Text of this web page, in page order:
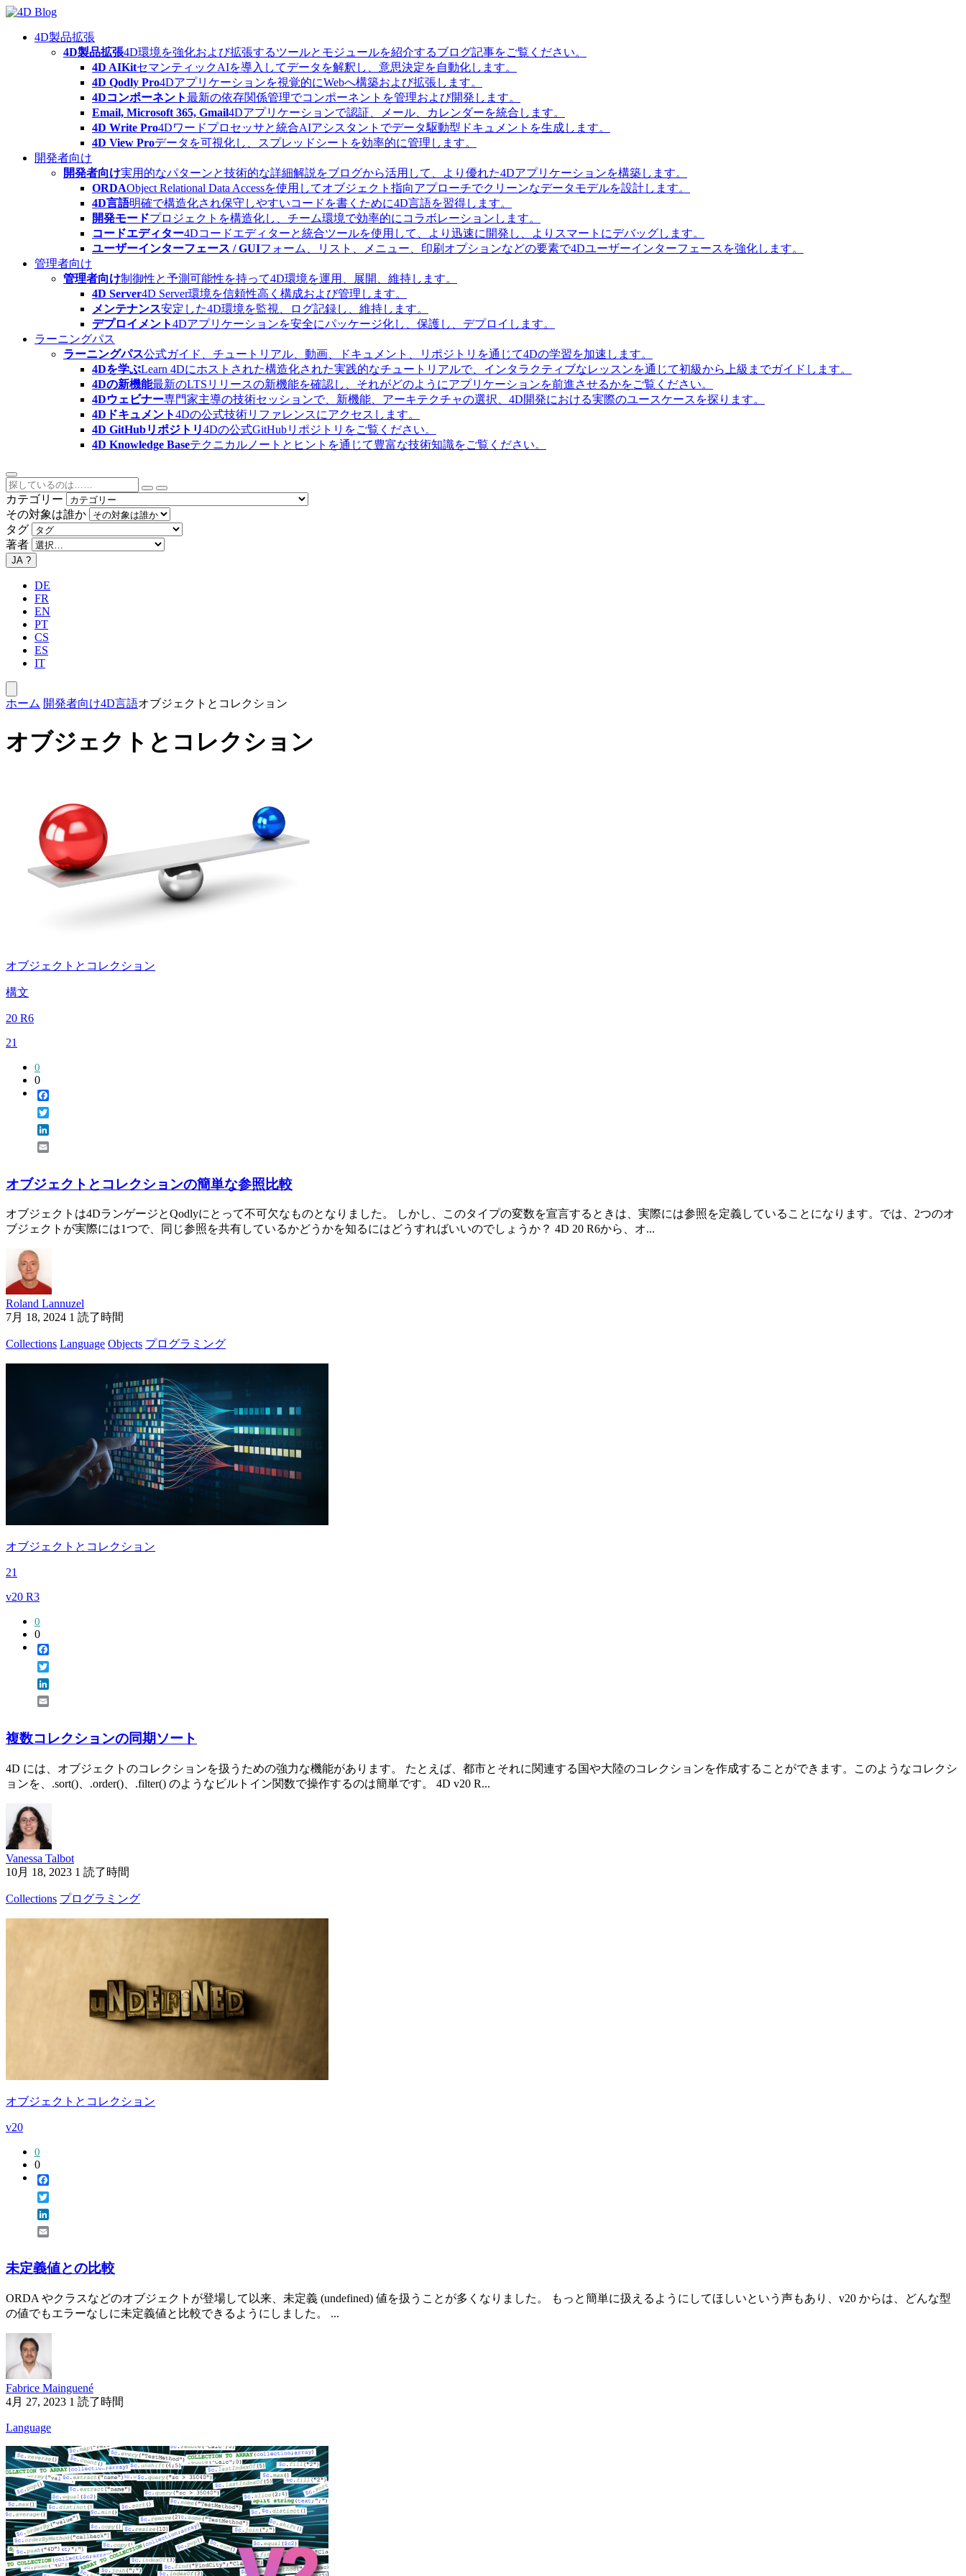
Skip
content4D製品拡張
4D製品拡張4D環境を強化および拡張するツールとモジュールを紹介するブログ記事をご覧ください。
4D AIKitセマンティックAIを導入してデータを解釈し、意思決定を自動化します。
4D Qodly Pro4Dアプリケーションを視覚的にWebへ構築および拡張します。
4Dコンポーネント最新の依存関係管理でコンポーネントを管理および開発します。
Email, Microsoft 365, Gmail4Dアプリケーションで認証、メール、カレンダーを統合します。
4D Write Pro4Dワードプロセッサと統合AIアシスタントでデータ駆動型ドキュメントを生成します。
4D View Proデータを可視化し、スプレッドシートを効率的に管理します。
開発者向け
開発者向け実用的なパターンと技術的な詳細解説をブログから活用して、より優れた4Dアプリケーションを構築します。
ORDAObject Relational Data Accessを使用してオブジェクト指向アプローチでクリーンなデータモデルを設計します。
4D言語明確で構造化され保守しやすいコードを書くために4D言語を習得します。
開発モードプロジェクトを構造化し、チーム環境で効率的にコラボレーションします。
コードエディター4Dコードエディターと統合ツールを使用して、より迅速に開発し、よりスマートにデバッグします。
ユーザーインターフェース / GUIフォーム、リスト、メニュー、印刷オプションなどの要素で4Dユーザーインターフェースを強化します。
管理者向け
管理者向け制御性と予測可能性を持って4D環境を運用、展開、維持します。
4D Server4D Server環境を信頼性高く構成および管理します。
メンテナンス安定した4D環境を監視、ログ記録し、維持します。
デプロイメント4Dアプリケーションを安全にパッケージ化し、保護し、デプロイします。
ラーニングパス
ラーニングパス公式ガイド、チュートリアル、動画、ドキュメント、リポジトリを通じて4Dの学習を加速します。
4Dを学ぶLearn 4Dにホストされた構造化された実践的なチュートリアルで、インタラクティブなレッスンを通じて初級から上級までガイドします。
4Dの新機能最新のLTSリリースの新機能を確認し、それがどのようにアプリケーションを前進させるかをご覧ください。
4Dウェビナー専門家主導の技術セッションで、新機能、アーキテクチャの選択、4D開発における実際のユースケースを探ります。
4Dドキュメント4Dの公式技術リファレンスにアクセスします。
4D GitHubリポジトリ4Dの公式GitHubリポジトリをご覧ください。
4D Knowledge Baseテクニカルノートとヒントを通じて豊富な技術知識をご覧ください。
カテゴリー
その対象は誰か
タグ
著者
JA ?
DE
FR
EN
PT
CS
ES
IT
ホーム 開発者向け4D言語オブジェクトとコレクション
オブジェクトとコレクション
オブジェクトとコレクション
構文
20 R6
21
0
0
オブジェクトとコレクションの簡単な参照比較
オブジェクトは4DランゲージとQodlyにとって不可欠なものとなりました。 しかし、このタイプの変数を宣言するときは、実際には参照を定義していることになります。では、2つのオ
ブジェクトが実際には1つで、同じ参照を共有しているかどうかを知るにはどうすればいいのでしょうか？ 4D 20 R6から、オ...
Roland Lannuzel
7月 18, 2024 1 読了時間
Collections Language Objects プログラミング
オブジェクトとコレクション
21
v20 R3
0
0
複数コレクションの同期ソート
4D には、オブジェクトのコレクションを扱うための強力な機能があります。 たとえば、都市とそれに関連する国や大陸のコレクションを作成することができます。このようなコレクシ
ョンを、.sort()、.order()、.filter() のようなビルトイン関数で操作するのは簡単です。 4D v20 R...
Vanessa Talbot
10月 18, 2023 1 読了時間
Collections プログラミング
オブジェクトとコレクション
v20
0
0
未定義値との比較
ORDA やクラスなどのオブジェクトが登場して以来、未定義 (undefined) 値を扱うことが多くなりました。 もっと簡単に扱えるようにしてほしいという声もあり、v20 からは、どんな型
の値でもエラーなしに未定義値と比較できるようにしました。 ...
Fabrice Mainguené
4月 27, 2023 1 読了時間
Language